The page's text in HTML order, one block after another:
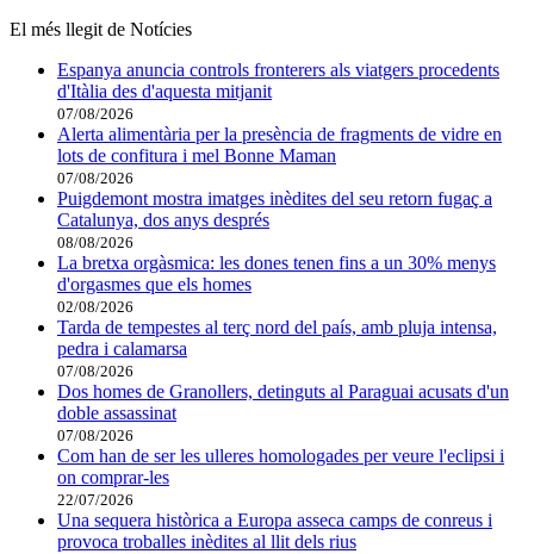
El més llegit de Notícies
Espanya anuncia controls fronterers als viatgers procedents
d'Itàlia des d'aquesta mitjanit
07/08/2026
Alerta alimentària per la presència de fragments de vidre en
lots de confitura i mel Bonne Maman
07/08/2026
Puigdemont mostra imatges inèdites del seu retorn fugaç a
Catalunya, dos anys després
08/08/2026
La bretxa orgàsmica: les dones tenen fins a un 30% menys
d'orgasmes que els homes
02/08/2026
Tarda de tempestes al terç nord del país, amb pluja intensa,
pedra i calamarsa
07/08/2026
Dos homes de Granollers, detinguts al Paraguai acusats d'un
doble assassinat
07/08/2026
Com han de ser les ulleres homologades per veure l'eclipsi i
on comprar-les
22/07/2026
Una sequera històrica a Europa asseca camps de conreus i
provoca troballes inèdites al llit dels rius